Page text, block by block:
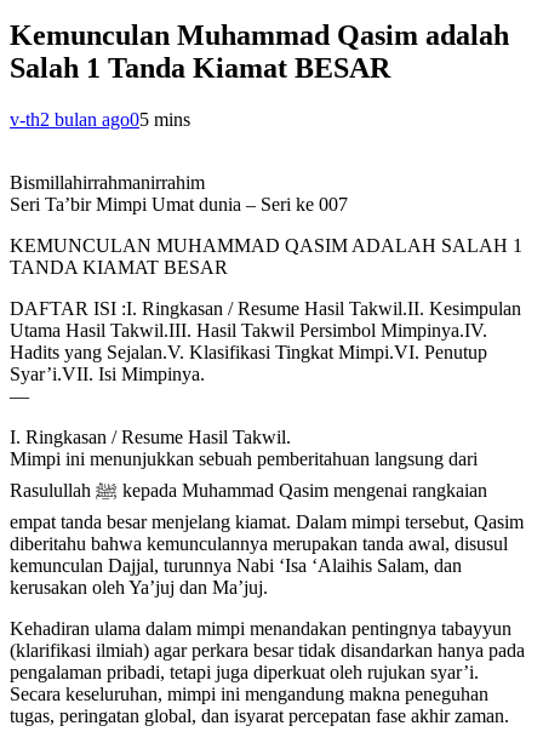
Kemunculan Muhammad Qasim adalah
Salah 1 Tanda Kiamat BESAR
v-th2 bulan ago05 mins
Bismillahirrahmanirrahim
Seri Ta’bir Mimpi Umat dunia – Seri ke 007
KEMUNCULAN MUHAMMAD QASIM ADALAH SALAH 1
TANDA KIAMAT BESAR
DAFTAR ISI :I. Ringkasan / Resume Hasil Takwil.II. Kesimpulan
Utama Hasil Takwil.III. Hasil Takwil Persimbol Mimpinya.IV.
Hadits yang Sejalan.V. Klasifikasi Tingkat Mimpi.VI. Penutup
Syar’i.VII. Isi Mimpinya.
—
I. Ringkasan / Resume Hasil Takwil.
Mimpi ini menunjukkan sebuah pemberitahuan langsung dari
Rasulullah ﷺ kepada Muhammad Qasim mengenai rangkaian
empat tanda besar menjelang kiamat. Dalam mimpi tersebut, Qasim
diberitahu bahwa kemunculannya merupakan tanda awal, disusul
kemunculan Dajjal, turunnya Nabi ‘Isa ‘Alaihis Salam, dan
kerusakan oleh Ya’juj dan Ma’juj.
Kehadiran ulama dalam mimpi menandakan pentingnya tabayyun
(klarifikasi ilmiah) agar perkara besar tidak disandarkan hanya pada
pengalaman pribadi, tetapi juga diperkuat oleh rujukan syar’i.
Secara keseluruhan, mimpi ini mengandung makna peneguhan
tugas, peringatan global, dan isyarat percepatan fase akhir zaman.